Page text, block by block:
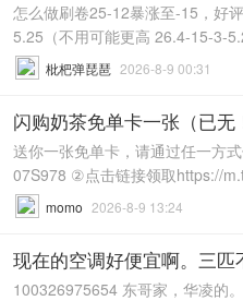
怎么做刷卷25-12暴涨至-15，好
5.25（不用可能更高 26.4-15-3-
枇杷弹琵琶 2026-8-9 00:31
闪购奶茶免单卡一张（已无
送你一张免单卡，请通过任一方
07S978 ②点击链接领取https://
momo 2026-8-9 13:24
现在的空调好便宜啊。三匹
100326975654 东哥家，华凌的